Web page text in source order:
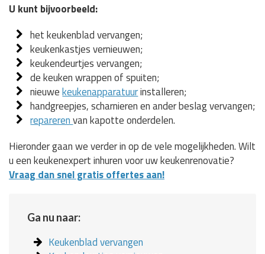
U kunt bijvoorbeeld:
het keukenblad vervangen;
keukenkastjes vernieuwen;
keukendeurtjes vervangen;
de keuken wrappen of spuiten;
nieuwekeukenapparatuurinstalleren;
handgreepjes, scharnieren en ander beslag vervangen;
reparerenvan kapotte onderdelen.
Hieronder gaan we verder in op de vele mogelijkheden. Wilt
u een keukenexpert inhuren voor uw keukenrenovatie?
Vraag dan snel gratis offertes aan!
Ga nu naar:
Keukenblad vervangen